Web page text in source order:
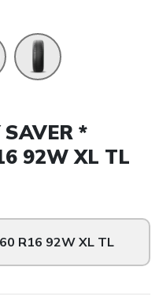
SAVER *
92W XL TL
R16 92W XL TL